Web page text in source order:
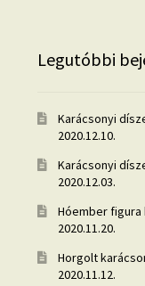
Legutóbbi
Karácsonyi
2020.12.10.
Karácsonyi
2020.12.03.
Hóember
2020.11.20.
Horgolt
2020.11.12.